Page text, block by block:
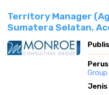
Territory Manager
Sumatera Selatan,
Group
Jenis